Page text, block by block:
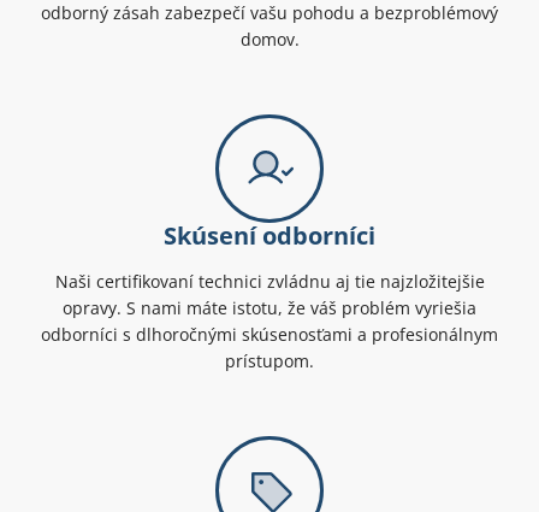
odborný zásah zabezpečí vašu pohodu a bezproblémový
domov.
Skúsení odborníci
Naši certifikovaní technici zvládnu aj tie najzložitejšie
opravy. S nami máte istotu, že váš problém vyriešia
odborníci s dlhoročnými skúsenosťami a profesionálnym
prístupom.